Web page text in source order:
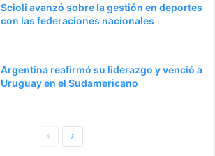
Scioli avanzó sobre la gestión en deportes
con las federaciones nacionales
Argentina reafirmó su liderazgo y venció a
Uruguay en el Sudamericano
PaginaSiguiente